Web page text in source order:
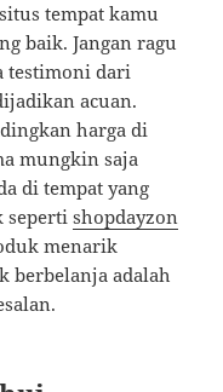
tempat kamu
baik. Jangan ragu
testimoni dari
acuan.
harga di
mungkin saja
di tempat yang
sepertishopdayzon
menarik
berbelanja adalah